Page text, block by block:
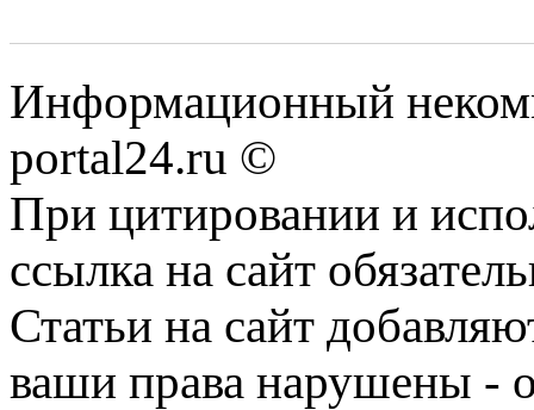
Информационный
portal24.ru ©
При цитировании и
ссылка на сайт
Статьи на сайт
ваши права нарушены -